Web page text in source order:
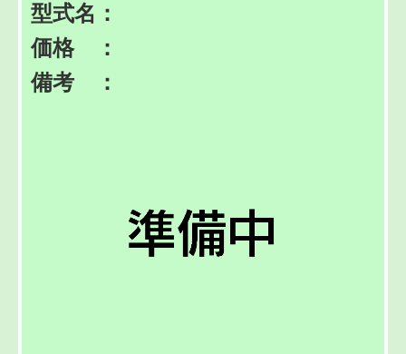
型式名：
価格 ：
備考 ：